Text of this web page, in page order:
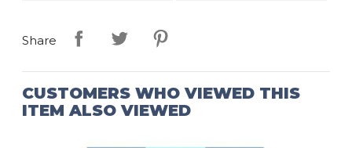
Share
CUSTOMERS WHO VIEWED THIS
ITEM ALSO VIEWED